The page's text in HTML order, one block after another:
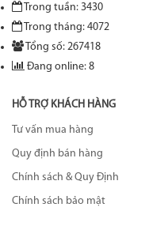
Trong tuần: 3430
Trong tháng: 4072
Tổng số: 267418
Đang online: 8
HỖ TRỢ KHÁCH HÀNG
Tư vấn mua hàng
Quy định bán hàng
Chính sách & Quy Định
Chính sách bảo mật